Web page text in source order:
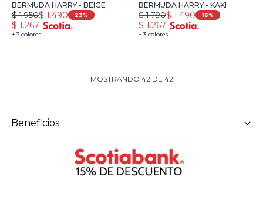
BERMUDA HARRY - BEIGE
+ 3 colores
$ 1.490
$ 1.950 23
$ 1.267
BERMUDA HARRY - KAKI
+ 3 colores
$ 1.490
$ 1.790 16
$ 1.267
MOSTRANDO 42DE 42
Beneficios